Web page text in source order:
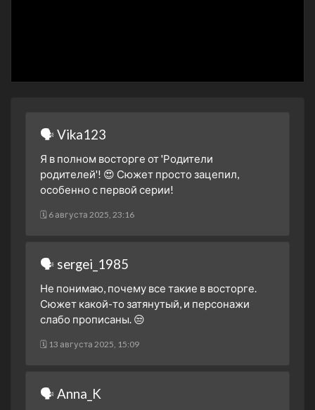
1 сезон 21 серия
29 октября 2024
1 сезон 20 серия
28 октября 2024
23 октября 2024
1 сезон 17 серия
21 октября 2024
1 сезон 16 серия
16 октября 2024
1 сезон 15 серия
14 октября 2024
🗣 Vika123
Я в полном восторге от 'Родители
родителей'! 😍 Сюжет просто зацепил,
особенно с первой серии!
🗓 6 августа 2025, 23:16
🗣 sergei_1985
Не понимаю, почему все такие в восторге.
Сюжет какой-то затянутый, и персонажи
слабо прописаны. 😒
🗓 13 августа 2025, 15:09
🗣 Anna_K